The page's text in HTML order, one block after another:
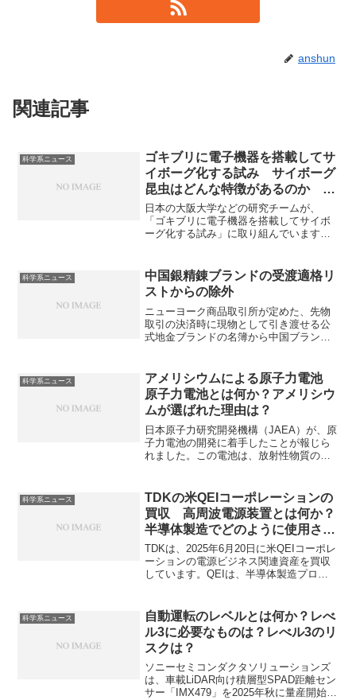
anshun
関連記事
科学系ニュース
ゴキブリに電子機器を搭載してサ
イボーグ化する試み サイボーグ
昆虫はどんな特徴があるのか ロ
ボットとは何が違うのか
日本の大阪大学などの研究チームが、
「ゴキブリに電子機器を搭載してサイボ
ーグ化する試み」に取り組んでいます。
昆虫とは何か、どんな利点があり、ロボ
ットとの違いは何かを知ることができる
記事になっています。
科学系ニュース
中国銀精錬ブランドの受渡適格リ
ストからの除外
ニューヨーク商品取引所が定めた、先物
取引の決済時に現物として引き渡せる公
式地金ブランドの名簿から中国ブランド
ことができます。
科学系ニュース
アメリシウムによる原子力電池
原子力電池とは何か？アメリシウ
ムが選ばれた理由は？
日本原子力研究開発機構（JAEA）が、原
子力電池の開発に着手したことが報じら
れました。この電池は、放射性物質のア
ます。原子力電池とは何か？アメリシウ
ムが選ばれた理由は？熱が電気に変わる
仕組みについて知ることができます。
科学系ニュース
TDKの米QEIコーポレーションの
買収 高周波電源装置とは何か？
半導体製造でどのように使用され
るのか？
TDKは、2025年6月20日に米QEIコーポレ
ーションの電源ビジネス関連資産を買収
しています。QEIは、半導体製造プロセ
高周波電源装置とは何か、用途、特に半
導体製造でどのように用いられているの
かを知ることができます。
科学系ニュース
自動運転のレベルとは何か？レべ
ル3に必要なものは？レべル3のリ
スクは？
ソニーセミコンダクタソリューションズ
は、車載LiDAR向け積層型SPAD距離セン
サー「IMX479」を2025年秋に量産開始す